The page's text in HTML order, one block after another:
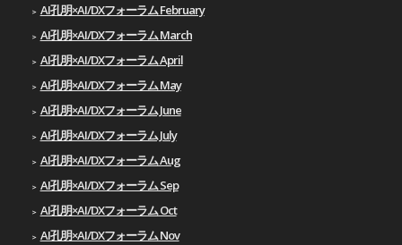
AI孔明×AI/DXフォーラム February
AI孔明×AI/DXフォーラム March
AI孔明×AI/DXフォーラム April
AI孔明×AI/DXフォーラム May
AI孔明×AI/DXフォーラム June
AI孔明×AI/DXフォーラム July
AI孔明×AI/DXフォーラム Aug
AI孔明×AI/DXフォーラム Sep
AI孔明×AI/DXフォーラム Oct
AI孔明×AI/DXフォーラム Nov